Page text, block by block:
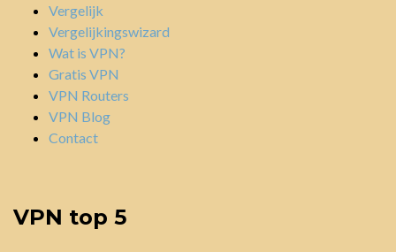
Vergelijk
Vergelijkingswizard
Wat is VPN?
Gratis VPN
VPN Routers
VPN Blog
Contact
VPN top 5